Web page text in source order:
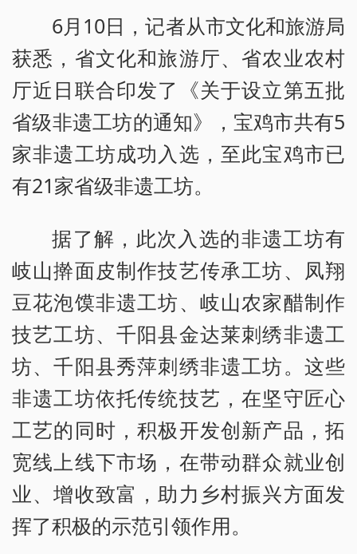
6月10日，记者从市文化和旅游局
获悉，省文化和旅游厅、省农业农村
厅近日联合印发了《关于设立第五批
省级非遗工坊的通知》，宝鸡市共有5
家非遗工坊成功入选，至此宝鸡市已
有21家省级非遗工坊。
据了解，此次入选的非遗工坊有
岐山擀面皮制作技艺传承工坊、凤翔
豆花泡馍非遗工坊、岐山农家醋制作
技艺工坊、千阳县金达莱刺绣非遗工
坊、千阳县秀萍刺绣非遗工坊。这些
非遗工坊依托传统技艺，在坚守匠心
工艺的同时，积极开发创新产品，拓
宽线上线下市场，在带动群众就业创
业、增收致富，助力乡村振兴方面发
挥了积极的示范引领作用。